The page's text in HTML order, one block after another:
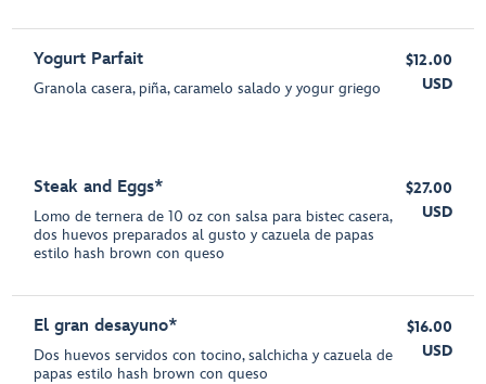
Yogurt Parfait
Granola casera, piña, caramelo salado y yogur griego
$12.00
USD
Steak and Eggs*
Lomo de ternera de 10 oz con salsa para bistec casera,
dos huevos preparados al gusto y cazuela de papas
estilo hash brown con queso
$27.00
USD
El gran desayuno*
Dos huevos servidos con tocino, salchicha y cazuela de
papas estilo hash brown con queso
$16.00
USD